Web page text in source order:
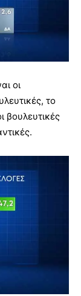
οι
το
βουλευτικές